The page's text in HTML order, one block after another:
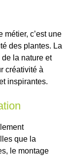
métier, c’est une
des plantes. La
la nature et
créativité à
inspirantes.
que la
le montage